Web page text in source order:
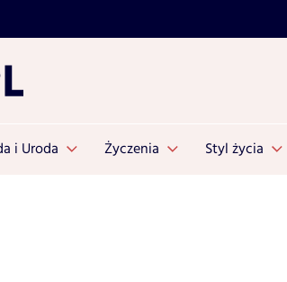
i Uroda Życzenia Styl życia